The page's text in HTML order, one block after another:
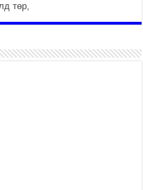
төр,
ыг
зорьж
/BRT/
43 минут